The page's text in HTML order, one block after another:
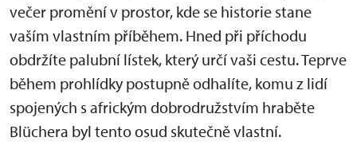
večer promění v prostor, kde se historie stane
vaším vlastním příběhem. Hned při příchodu
obdržíte palubní lístek, který určí vaši cestu. Teprve
během prohlídky postupně odhalíte, komu z lidí
spojených s africkým dobrodružstvím hraběte
Blüchera byl tento osud skutečně vlastní.